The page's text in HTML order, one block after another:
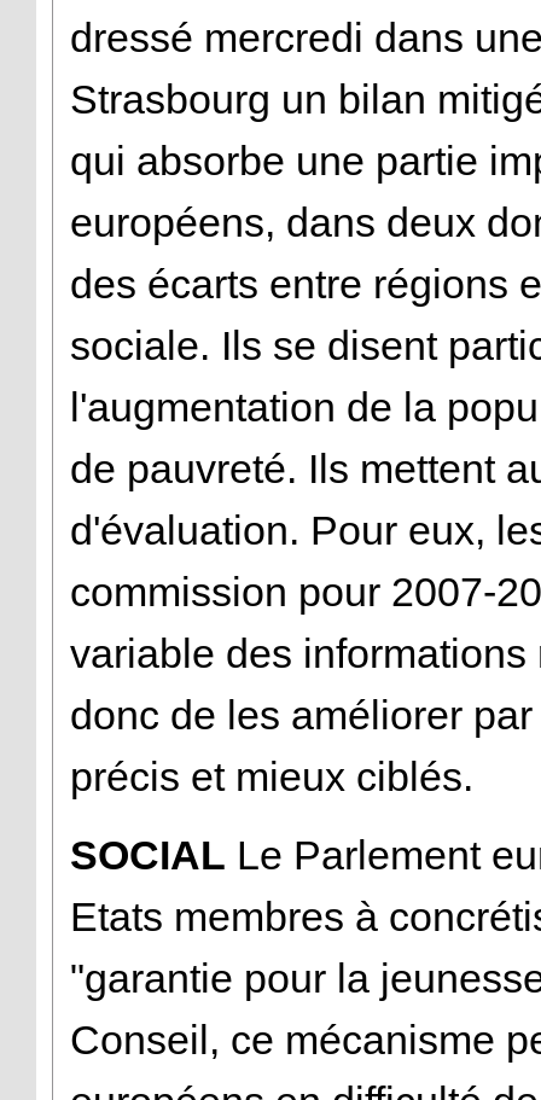
dressé mercredi dans
Strasbourg un bilan
qui absorbe une partie
européens, dans deux
des écarts entre régions
sociale. Ils se disent
l'augmentation de la
de pauvreté. Ils mettent
d'évaluation. Pour eux,
commission pour 2007-
variable des
donc de les améliorer
précis et mieux ciblés.
SOCIAL Le Parlement
Etats membres à
"garantie pour la
Conseil, ce mécanisme